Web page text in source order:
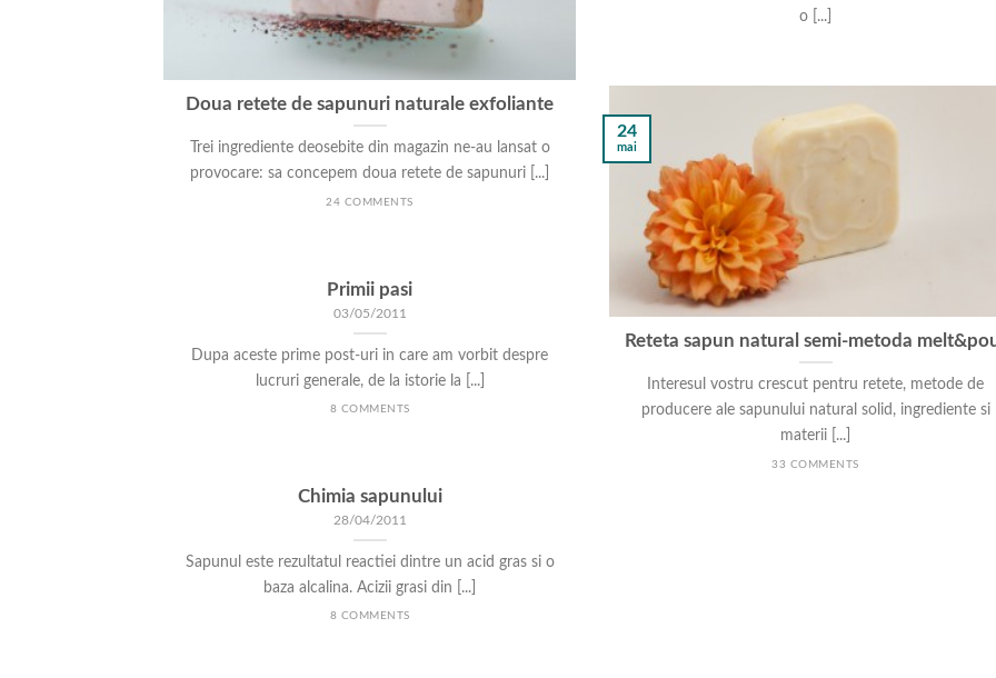
Doua retete de sapunuri naturale exfoliante
Trei ingrediente deosebite din magazin ne-au lansat o
provocare: sa concepem doua retete de sapunuri [...]
24 COMMENTS
o [...]
Reteta sapun natural semi-metoda
Interesul vostru crescut pentru retete, metode de
producere ale sapunului natural solid, ingrediente si
materii [...]
33 COMMENTS
24
mai
Primii pasi
03/05/2011
Dupa aceste prime post-uri in care am vorbit despre
lucruri generale, de la istorie la [...]
8 COMMENTS
Chimia sapunului
28/04/2011
Sapunul este rezultatul reactiei dintre un acid gras si o
baza alcalina. Acizii grasi din [...]
8 COMMENTS